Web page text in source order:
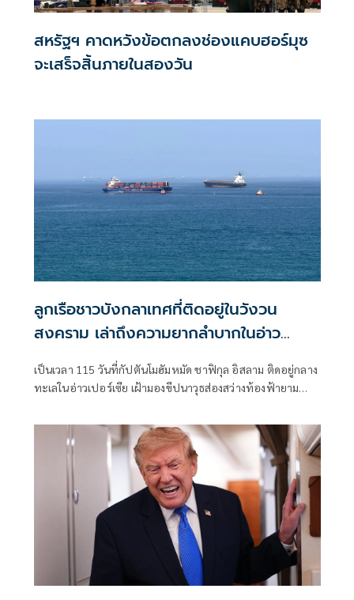
สหรัฐฯ คาดหวังข้อตกลงช่องแคบฮอร์มุซ
จะเสร็จสิ้นภายในสองวัน
ลูกเรือชาวบังกลาเทศที่ติดอยู่ในวังวน
สงคราม เล่าถึงความยากลำบากในอ่าว
เป็นเวลา 115 วันที่กัปตันโมฮัมหมัด ชาฟิกุล อิสลาม ติดอยู่กลาง
ทะเลในอ่าวเปอร์เซีย เฝ้ามองขีปนาวุธส่องสว่างท้องฟ้ายาม